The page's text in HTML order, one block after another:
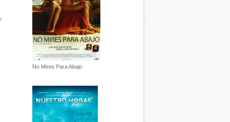
No Mires Para Abajo